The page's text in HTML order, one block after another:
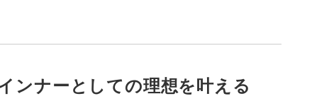
ンナーとしての理想を叶える